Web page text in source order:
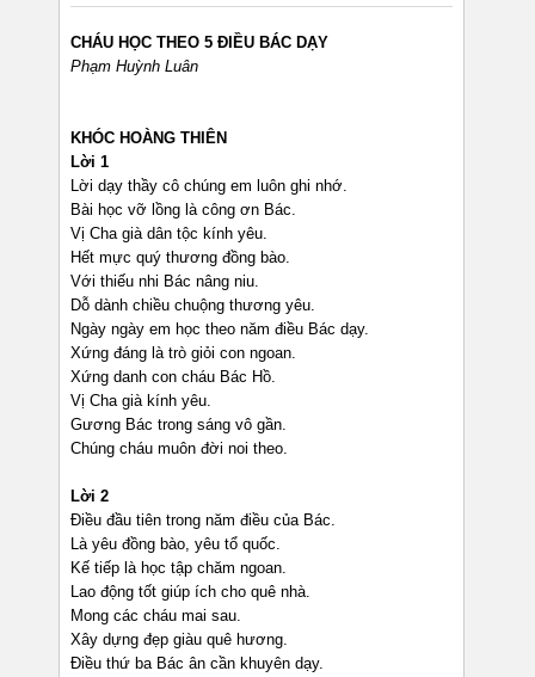
CHÁU HỌC THEO 5 ĐIỀU BÁC DẠY
Phạm Huỳnh Luân
KHÓC HOÀNG THIÊN
Lời 1
Lời dạy thầy cô chúng em luôn ghi nhớ.
Bài học vỡ lồng là công ơn Bác.
Vị Cha già dân tộc kính yêu.
Hết mực quý thương đồng bào.
Với thiếu nhi Bác nâng niu.
Dỗ dành chiều chuộng thương yêu.
Ngày ngày em học theo năm điều Bác dạy.
Xứng đáng là trò giỏi con ngoan.
Xứng danh con cháu Bác Hồ.
Vị Cha già kính yêu.
Gương Bác trong sáng vô gần.
Chúng cháu muôn đời noi theo.
Lời 2
Điều đầu tiên trong năm điều của Bác.
Là yêu đồng bào, yêu tổ quốc.
Kế tiếp là học tập chăm ngoan.
Lao động tốt giúp ích cho quê nhà.
Mong các cháu mai sau.
Xây dựng đẹp giàu quê hương.
Điều thứ ba Bác ân cần khuyên dạy.